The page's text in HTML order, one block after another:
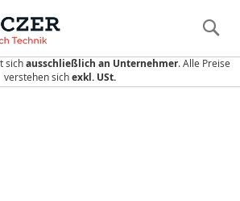
sichausschließlich an Unternehmer. Alle Preise
verstehen sichexkl. USt.